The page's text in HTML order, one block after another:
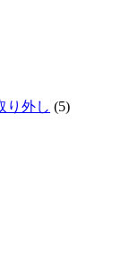
り外し (5)